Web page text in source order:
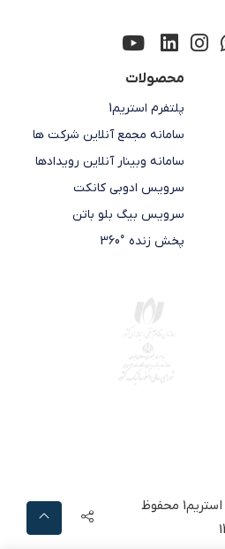
محصولات
پلتفرم استریم1
سامانه مجمع آنلاین شرکت ها
سامانه وبینار آنلاین رویدادها
سرویس ادوبی کانکت
سرویس بیگ بلو باتن
پخش زنده °360
استریم1 محفوظ